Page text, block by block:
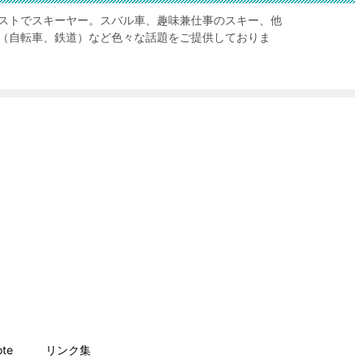
トでスキーヤー。スバル車、趣味兼仕事のスキー、他
自転車、鉄道）など色々な話題をご提供しておりま
リンク集